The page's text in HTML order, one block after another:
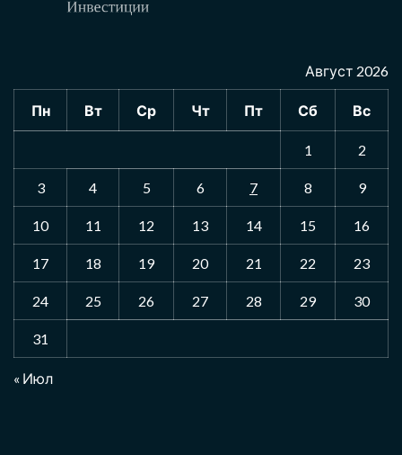
Август 2026
Пн Вт Ср Чт Пт Сб Вс
1 2
3 4 5 6 7 8 9
10 11 12 13 14 15 16
17 18 19 20 21 22 23
24 25 26 27 28 29 30
31
« Июл